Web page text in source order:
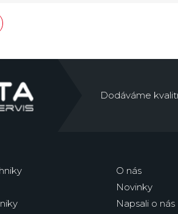
Dodáváme
O nás
Novinky
Napsali o nás